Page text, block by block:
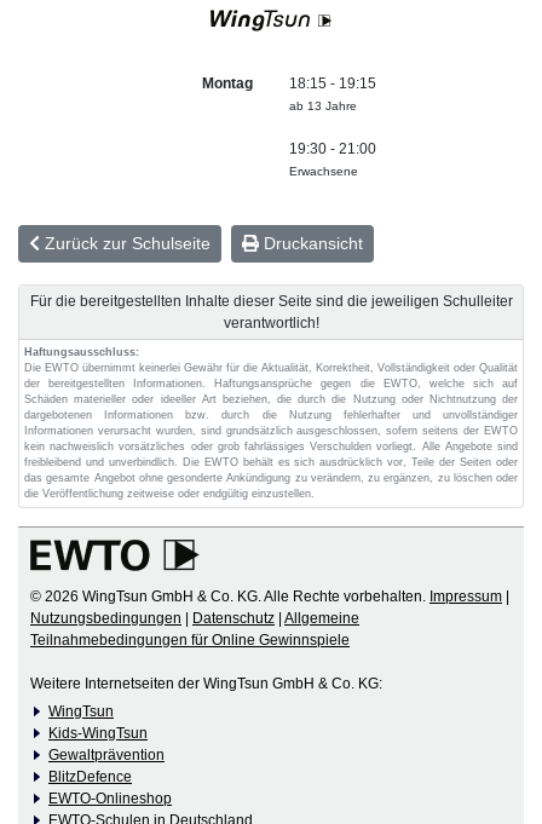
Montag 18:15 - 19:15
ab 13 Jahre
19:30 - 21:00
Erwachsene
Zurück zur Schulseite Druckansicht
Für die bereitgestellten Inhalte dieser Seite sind die jeweiligen Schulleiter
verantwortlich!
Haftungsausschluss:
Die EWTO übernimmt keinerlei Gewähr für die Aktualität, Korrektheit, Vollständigkeit oder Qualität
der bereitgestellten Informationen. Haftungsansprüche gegen die EWTO, welche sich auf
Schäden materieller oder ideeller Art beziehen, die durch die Nutzung oder Nichtnutzung der
dargebotenen Informationen bzw. durch die Nutzung fehlerhafter und unvollständiger
Informationen verursacht wurden, sind grundsätzlich ausgeschlossen, sofern seitens der EWTO
kein nachweislich vorsätzliches oder grob fahrlässiges Verschulden vorliegt. Alle Angebote sind
freibleibend und unverbindlich. Die EWTO behält es sich ausdrücklich vor, Teile der Seiten oder
das gesamte Angebot ohne gesonderte Ankündigung zu verändern, zu ergänzen, zu löschen oder
die Veröffentlichung zeitweise oder endgültig einzustellen.
© 2026 WingTsun GmbH & Co. KG. Alle Rechte vorbehalten. Impressum
Nutzungsbedingungen
Datenschutz Allgemeine
Teilnahmebedingungen für Online Gewinnspiele
Weitere Internetseiten der WingTsun GmbH & Co. KG:
WingTsun
Kids-WingTsun
Gewaltprävention
BlitzDefence
EWTO-Onlineshop
EWTO-Schulen in Deutschland